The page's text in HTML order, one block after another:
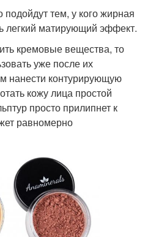
тем, у кого жирная
легкий матирующий эффект.
кремовые вещества, то
уже после их
нанести контурирующую
кожу лица простой
просто прилипнет к
равномерно